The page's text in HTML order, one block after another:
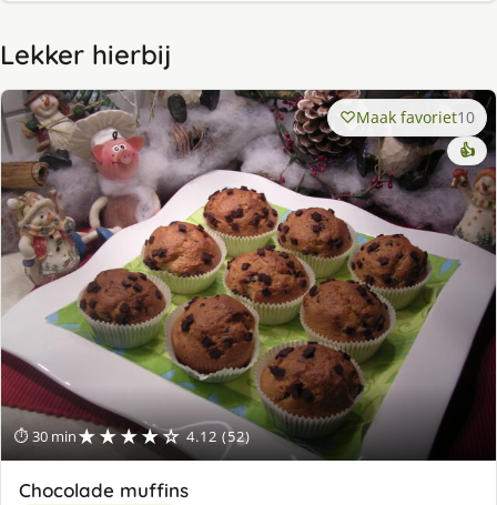
Lekker hierbij
⏱ 30 min★★★★☆ 4.12 (52)
Maak favoriet10
👍
Chocolade muffins